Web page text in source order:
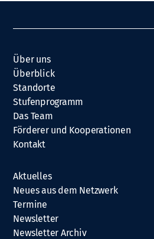
Über uns
Überblick
Standorte
Stufenprogramm
Das Team
Förderer und Kooperationen
Kontakt
Aktuelles
Neues aus dem Netzwerk
Termine
Newsletter
Newsletter Archiv